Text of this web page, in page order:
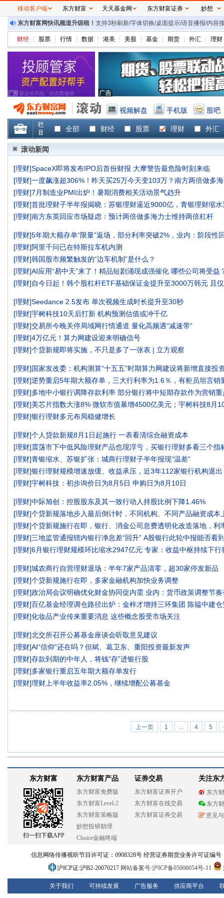
东方财富网快讯频道升级啦！ 支持3秒刷新/字体切换/桌面提示/语音播报/内容
财经 股票 行情 数据 港美 美股 基金 期货 外汇 理财
视频解盘 手机版 股吧
全部 财经 股票 理财 外汇
滚动新闻
[理财]SpaceX即将发布IPO后首份财报 大摩警告最危险时刻来临
[理财]一度飙涨超306%！昨天买25万今天变103万？南方两倍做多
[理财]7月制造业PMI出炉！暑期消费相关活动景气趋升
[理财]首批理财子半年报揭晓：苏银理财逼近9000亿，青银理财缩
[理财]南方东英回应市场疑虑：预计两倍做多海力士维持两倍杠杆
[理财]5年期大额存单“限量”返场，部分利率突破2%，业内：阶段性
[理财]阿里千问已在特斯拉车机内测
[理财]韩国股市频繁触发的“边车机制”是什么？
[理财]AI应用“易中天”来了！精品短剧涌现成强催化 哪些公司将受益
[理财]自今日起！韩个股杠杆ETF基础保证金提升至3000万韩元 且
[理财]Seedance 2.5发布 单次视频生成时长提升至30秒
[理财]宇树科技10天后打新 机构预测估值或冲千亿
[理财]交易所今晚关停局域网行情通道 量化高频遇“减速带”
[理财]4万亿元！算力网建设迎来明确信号
[理财]个贷新规即将实施，不只是多了一张表 | 立方观察
[理财]国家发改委：机构测算“十五五”时期算力网建设将新增直接投
[理财]逆势重启5年期大额存单，三大行利率为1.6％，有柜员坦言销
[理财]多地中小银行调降存款利率 部分银行将中短期存款作为营销重
[理财]美芯片指数大涨8% 微软市值暴增4500亿美元；宇树科技8月
[理财]银行理财多元布局稳健增长
[理财]个人贷款新规8月1日起施行 一表看清综合融资成本
[理财]震荡市下中低风险理财产品也现浮亏，买银行理财多看三个指
[理财]青银缩水、苏银扩张：城商行理财子半年报现“温差”
[理财]银行理财规模增速放缓、收益承压，近3年112家银行机构退出
[理财]宇树科技：初步询价日为8月5日 申购日为8月10日
[理财]中际旭创：控股股东及其一致行动人持股比例下降1.46%
[理财]个贷新规落地步入最后倒计时，不同机构、不同产品融资成本
[理财]个贷新规施行在即，银行、消金公司息费透明化改造落地，利
[理财]三地监管通报辖内银行净息差“回升” A股银行此轮中报能否看
[理财]6月银行理财规模环比缩水2947亿元 专家：收益中枢持续下
[理财]城农商行自营理财退场：半年7家产品清零，超30家停发新品
[理财]个贷新规施行在即，多家金融机构加快业务调整
[理财]政治局会议明确优化财金协同促内需 业内：货币政策调整节
[理财]百亿基金经理调仓路径出炉：金梓才增持三环集团 陈韫中建
[理财]化妆品产业传来重要消息 这些概念股受市场关注
[理财]北交所召开公募基金座谈会听取意见建议
[理财]AI“信仰”还在吗？但斌、葛卫东、重阳投资最新发声
[理财]存款到期的中年人，将钱“存”进银行股
[理财]多家银行重启五年期大额存单发行
[理财]理财上半年收益率2.05%，继续增配公募基金
上一页 1 ... 4 5
东方财富
扫一扫下载APP
东方财富产品
东方财富免费版
东方财富Level-2
东方财富策略版
妙想投研助理
Choice金融终端
证券交易
东方财富证券开户
东方财富在线交易
东方财富证券交易
关注东
东方
东方
意见
信息网络传播视听节目许可证：0908328号 经营证券期货业务许可证编号
沪ICP证:沪B2-20070217 网站备案号:沪ICP备05006054号-11
关于我们 可持续发展 广告服务 供应商平台
移动客户端 东方财富 天天基金网 东方财富证券 妙想